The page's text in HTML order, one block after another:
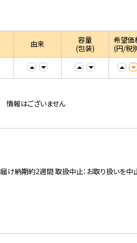
由来
容量
(包装)
希望価
(円/税
情報はございません
納期約2週間 取扱中止：お取り扱いを中止